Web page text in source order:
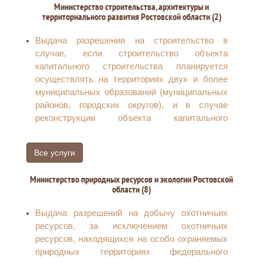
параметрам и допустимости размещения
объекта индивидуального жилищного
земельном участке либо о несоответствии
указанных в уведомлении о планируемом
строительстве параметров объекта
индивидуального жилищного строительства
или садового дома установленным
параметрам и (или) недопустимости
размещения объекта индивидуального
на земельном участке
Присвоение адреса объекту адресации,
Выдача разрешения на ввод объекта в
Выдача градостроительного плана земельного
участка
Направление уведомления о соответствии
построенного или реконструированного
Министерство строительства, архитектуры и
территориального развития Ростовской области (2)
Выдача разрешения на строительство в
случае, если строительство объекта
капитального строительства планируется
осуществлять на территориях двух и более
муниципальных образований (муниципальных
районов, городских округов), и в случае
реконструкции объекта капитального
территориях двух и более муниципальных
образований (муниципальных районов,
строительства автомобильных дорог и
дорожных сооружений)
Выдача разрешения на ввод в эксплуатацию в
случае, если строительство объекта
капитального строительства осуществлено на
территориях двух и более муниципальных
образований (муниципальных районов,
Все услуги
Министерство природных ресурсов и экологии Ростовской
области (8)
Выдача разрешений на добычу охотничьих
ресурсов, за исключением охотничьих
ресурсов, находящихся на особо охраняемых
природных территориях федерального